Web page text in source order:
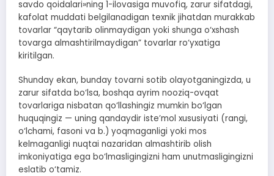
savdo qoidalari»ning 1-ilovasiga muvofiq, zarur sifatdagi,
kafolat muddati belgilanadigan texnik jihatdan murakkab
tovarlar “qaytarib olinmaydigan yoki shunga o‘xshash
tovarga almashtirilmaydigan” tovarlar ro‘yxatiga
kiritilgan.
Shunday ekan, bunday tovarni sotib olayotganingizda, u
zarur sifatda bo‘lsa, boshqa ayrim nooziq-ovqat
tovarlariga nisbatan qo‘llashingiz mumkin bo‘lgan
huquqingiz — uning qandaydir iste’mol xususiyati (rangi,
o‘lchami, fasoni va b.) yoqmaganligi yoki mos
kelmaganligi nuqtai nazaridan almashtirib olish
imkoniyatiga ega bo‘lmasligingizni ham unutmasligingizni
eslatib o‘tamiz.